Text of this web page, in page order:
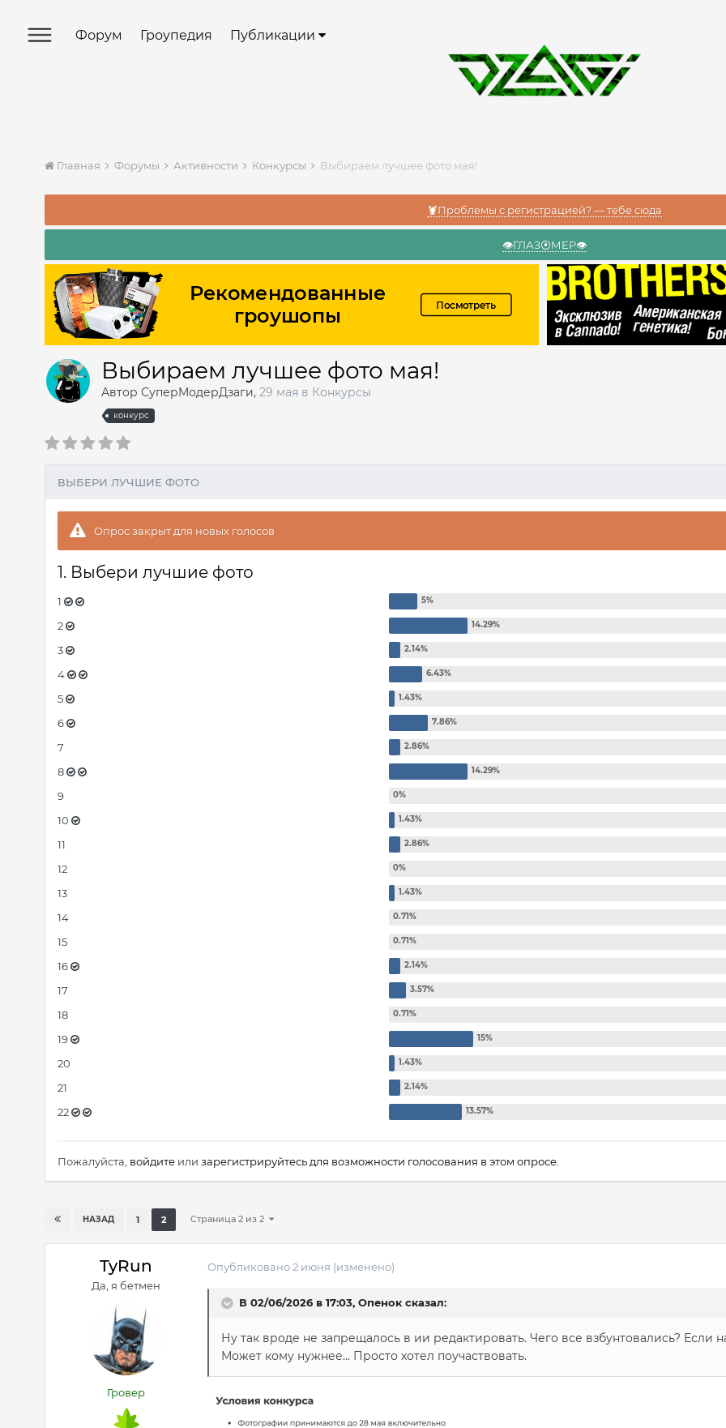
Форум Гроупедия Публикации
Главная Форумы Активности Конкурсы Выбираем лучшее фото мая!
🦞Проблемы с регистрацией? — тебе сюда
👁️ГЛАЗ⦿МЕР👁️
Выбираем лучшее фото мая!
Автор СуперМодерДзаги, 29 мая в Конкурсы
конкурс
ВЫБЕРИ ЛУЧШИЕ ФОТО
Опрос закрыт для новых голосов
1. Выбери лучшие фото
1
2
3
4
5
6
7
8
9
10
11
12
13
14
15
16
17
18
19
20
21
22
Пожалуйста, войдитеили зарегистрируйтесьдля возможности голосования в этом опросе.
НАЗАД 1 2 Страница 2 из 2
TyRun
Да, я бетмен
Гровер
Опубликовано2 июня (изменено)
В 02/06/2026 в 17:03, Опеноксказал:
Ну так вроде не запрещалось в ии редактировать. Чего все взбунтовались? Если
Может кому нужнее... Просто хотел поучаствовать.